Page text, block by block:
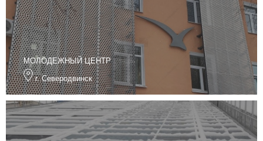
МОЛОДЕЖНЫЙ ЦЕНТР
г. Северодвинск